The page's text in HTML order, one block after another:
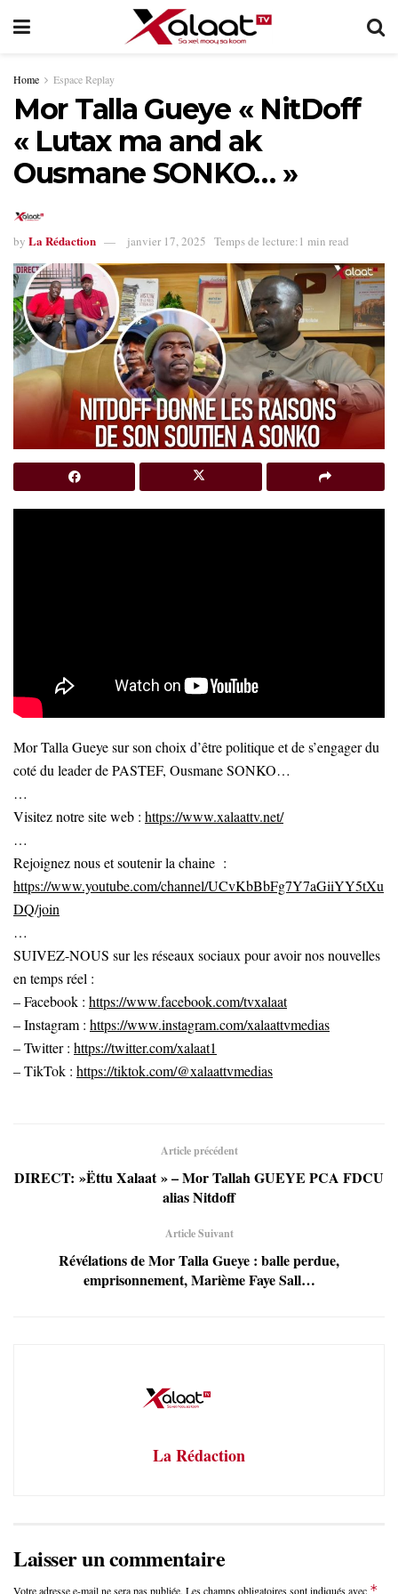
Home Espace Replay
Mor Talla Gueye « NitDoff
« Lutax ma and ak
Ousmane SONKO… »
by La Rédaction janvier 17, 2025 Temps de lecture:1 min read
Mor Talla Gueye sur son choix d’être politique et de s’engager du
coté du leader de PASTEF, Ousmane SONKO…
…
Visitez notre site web : https://www.xalaattv.net/
…
Rejoignez nous et soutenir la chaine :
https://www.youtube.com/channel/UCvKbBbFg7Y7aGiiYY5tXu
DQ/join
…
SUIVEZ-NOUS sur les réseaux sociaux pour avoir nos nouvelles
en temps réel :
– Facebook : https://www.facebook.com/tvxalaat
– Instagram : https://www.instagram.com/xalaattvmedias
– Twitter : https://twitter.com/xalaat1
– TikTok : https://tiktok.com/@xalaattvmedias
Article précédent
DIRECT: »Ëttu Xalaat » – Mor Tallah GUEYE PCA FDCU
alias Nitdoff
Article Suivant
Révélations de Mor Talla Gueye : balle perdue,
emprisonnement, Marième Faye Sall…
La Rédaction
Laisser un commentaire
Votre adresse e-mail ne sera pas publiée. Les champs obligatoires sont indiqués avec *